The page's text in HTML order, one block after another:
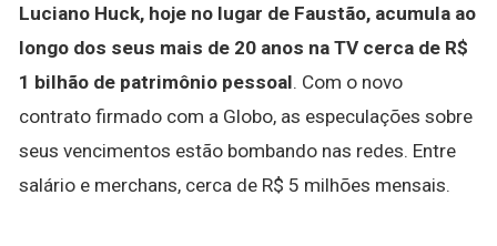
Luciano Huck, hoje no lugar de Faustão, acumula ao
longo dos seus mais de 20 anos na TV cerca de R$
1 bilhão de patrimônio pessoal. Com o novo
contrato firmado com a Globo, as especulações sobre
seus vencimentos estão bombando nas redes. Entre
salário e merchans, cerca de R$ 5 milhões mensais.